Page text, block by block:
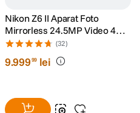
Nikon Z6 II Aparat Foto
Mirrorless 24.5MP Video 4K
Wi-Fi Body Negru
(32)
9.99999 lei